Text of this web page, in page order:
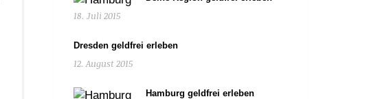
18. Juli 2015
Dresden geldfrei erleben
12. August 2015
Hamburg geldfrei erleben